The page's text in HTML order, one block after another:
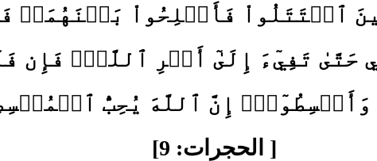
ٱقۡتَتَلُواْ فَأَصۡلِحُواْ بَيۡنَهُمَاۖ
حَتَّىٰ تَفِيٓءَ إِلَىٰٓ أَمۡرِ ٱللَّهِۚ فَإِن
إِنَّ ٱللَّهَ يُحِبُّ
[ الحجرات: 9]